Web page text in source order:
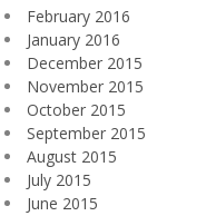
February 2016
January 2016
December 2015
November 2015
October 2015
September 2015
August 2015
July 2015
June 2015